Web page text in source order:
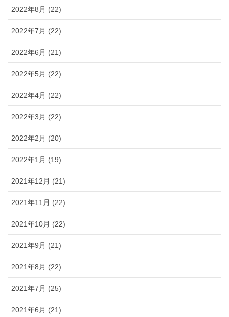
2022年8月 (22)
2022年7月 (22)
2022年6月 (21)
2022年5月 (22)
2022年4月 (22)
2022年3月 (22)
2022年2月 (20)
2022年1月 (19)
2021年12月 (21)
2021年11月 (22)
2021年10月 (22)
2021年9月 (21)
2021年8月 (22)
2021年7月 (25)
2021年6月 (21)